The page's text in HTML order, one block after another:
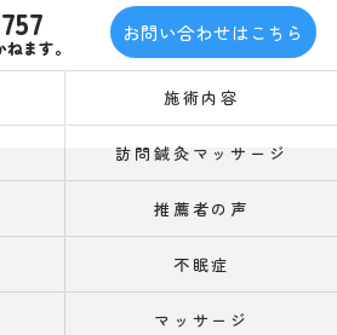
ます。
お問い合わせはこちら
施術内容
訪問鍼灸マッサージ
推薦者の声
不眠症
マッサージ